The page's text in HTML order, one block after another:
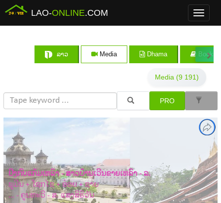
Menu
LAO-ONLINE.COM
ລາວ Media Dhama Books
Media (9 191)
PRO
ປີ້ງກົບແກ້ມເຫລົ້າ - ສາວບ້ານເວີນຂາຍເຫລົ້າ - ລ.
ພູມີນ + ໂຊກໄຊ + ອ໋ອຍ + ຊາຍ
... - ຄູນທະວີ - ສ. ແສງສິຣິວັນ